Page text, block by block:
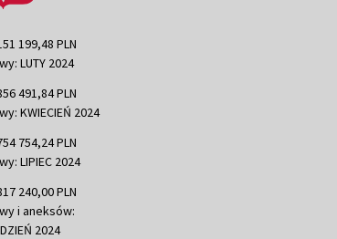
199,48 PLN
LUTY 2024
491,84 PLN
KWIECIEŃ 2024
754,24 PLN
LIPIEC 2024
240,00 PLN
i aneksów:
2024